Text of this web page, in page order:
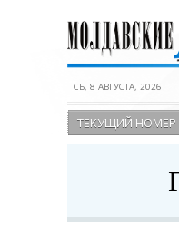
СБ, 8 АВГУСТА, 2026
ТЕКУЩИЙ НОМЕР